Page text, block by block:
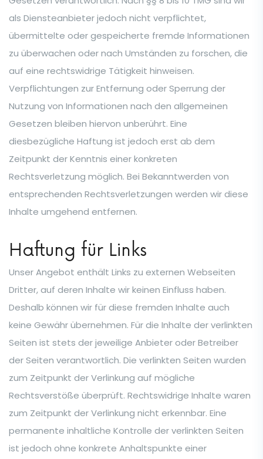
als Diensteanbieter jedoch nicht verpflichtet,
übermittelte oder gespeicherte fremde Informationen
zu überwachen oder nach Umständen zu forschen, die
auf eine rechtswidrige Tätigkeit hinweisen.
Verpflichtungen zur Entfernung oder Sperrung der
Nutzung von Informationen nach den allgemeinen
Gesetzen bleiben hiervon unberührt. Eine
diesbezügliche Haftung ist jedoch erst ab dem
Zeitpunkt der Kenntnis einer konkreten
Rechtsverletzung möglich. Bei Bekanntwerden von
entsprechenden Rechtsverletzungen werden wir diese
Inhalte umgehend entfernen.
Haftung für Links
Unser Angebot enthält Links zu externen Webseiten
Dritter, auf deren Inhalte wir keinen Einfluss haben.
Deshalb können wir für diese fremden Inhalte auch
keine Gewähr übernehmen. Für die Inhalte der verlinkten
Seiten ist stets der jeweilige Anbieter oder Betreiber
der Seiten verantwortlich. Die verlinkten Seiten wurden
zum Zeitpunkt der Verlinkung auf mögliche
Rechtsverstöße überprüft. Rechtswidrige Inhalte waren
zum Zeitpunkt der Verlinkung nicht erkennbar. Eine
permanente inhaltliche Kontrolle der verlinkten Seiten
ist jedoch ohne konkrete Anhaltspunkte einer